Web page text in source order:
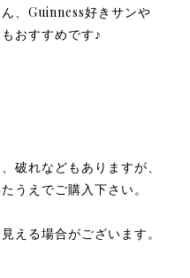
、Guinness好きサンや
おすすめです♪
破れなどもありますが、
うえでご購入下さい。
える場合がございます。